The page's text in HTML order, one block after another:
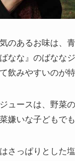
のあるお味は、
なな』のばなな
飲みやすいのが特
ュースは、野菜
嫌いな子どもで
さっぱりとした